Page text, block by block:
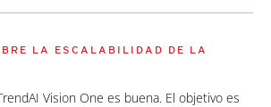
LA ESCALABILIDAD DE LA
Vision One es buena. El objetivo es